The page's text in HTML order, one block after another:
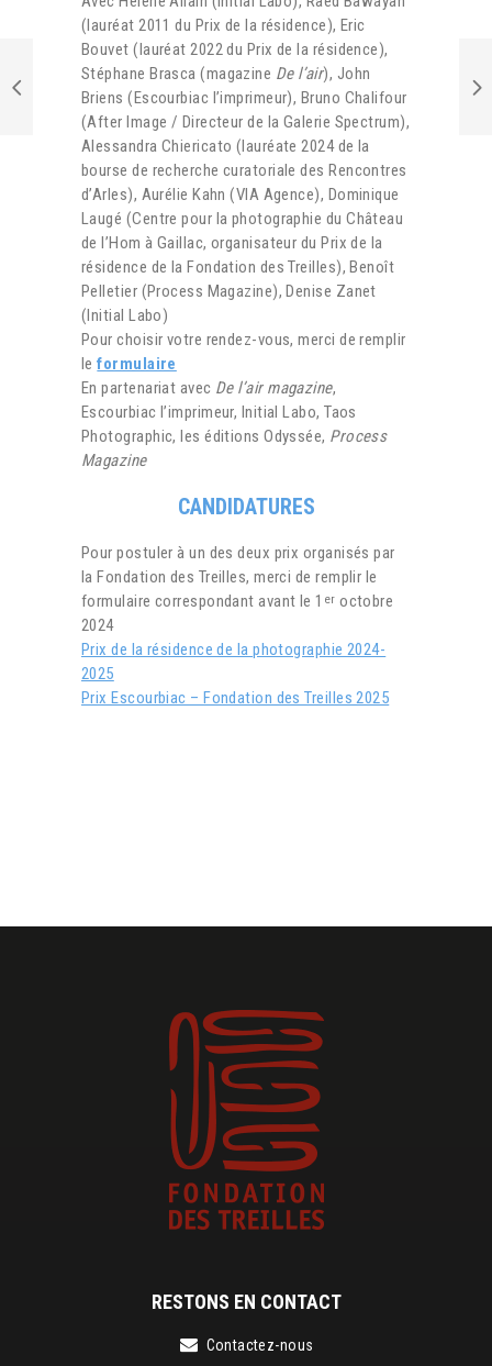
(lauréat 2011 du Prix de la résidence), Eric
Bouvet (lauréat 2022 du Prix de la résidence),
Stéphane Brasca (magazine De l’air), John
Briens (Escourbiac l’imprimeur), Bruno Chalifour
(After Image / Directeur de la Galerie Spectrum),
Alessandra Chiericato (lauréate 2024 de la
bourse de recherche curatoriale des Rencontres
d’Arles), Aurélie Kahn (VIA Agence), Dominique
Laugé (Centre pour la photographie du Château
de l’Hom à Gaillac, organisateur du Prix de la
résidence de la Fondation des Treilles), Benoît
Pelletier (Process Magazine), Denise Zanet
(Initial Labo)
Pour choisir votre rendez-vous, merci de remplir
leformulaire
En partenariat avec De l’air magazine,
Escourbiac l’imprimeur, Initial Labo, Taos
Photographic, les éditions Odyssée, Process
Magazine
CANDIDATURES
Pour postuler à un des deux prix organisés par
la Fondation des Treilles, merci de remplir le
formulaire correspondant avant le 1 er octobre
2024
Prix de la résidence de la photographie 2024-
2025
Prix Escourbiac – Fondation des Treilles 2025
RESTONS EN CONTACT
Contactez-nous